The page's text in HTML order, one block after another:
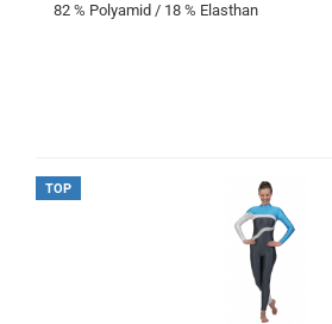
82 % Polyamid / 18 % Elasthan
TOP